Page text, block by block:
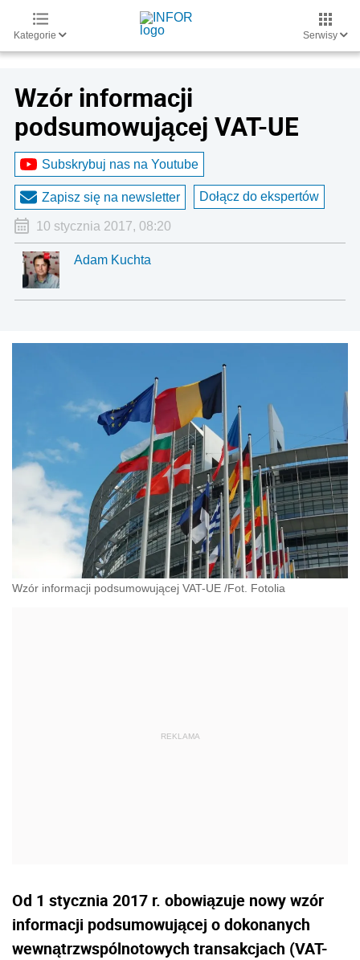
Kategorie Serwisy
Wzór informacji
podsumowującej VAT-UE
Subskrybuj nas na Youtube
Zapisz się na newsletter Dołącz do ekspertów
10 stycznia 2017, 08:20
Adam Kuchta
Wzór informacji podsumowującej VAT-UE /Fot. Fotolia
Od 1 stycznia 2017 r. obowiązuje nowy wzór
informacji podsumowującej o dokonanych
wewnątrzwspólnotowych transakcjach (VAT-